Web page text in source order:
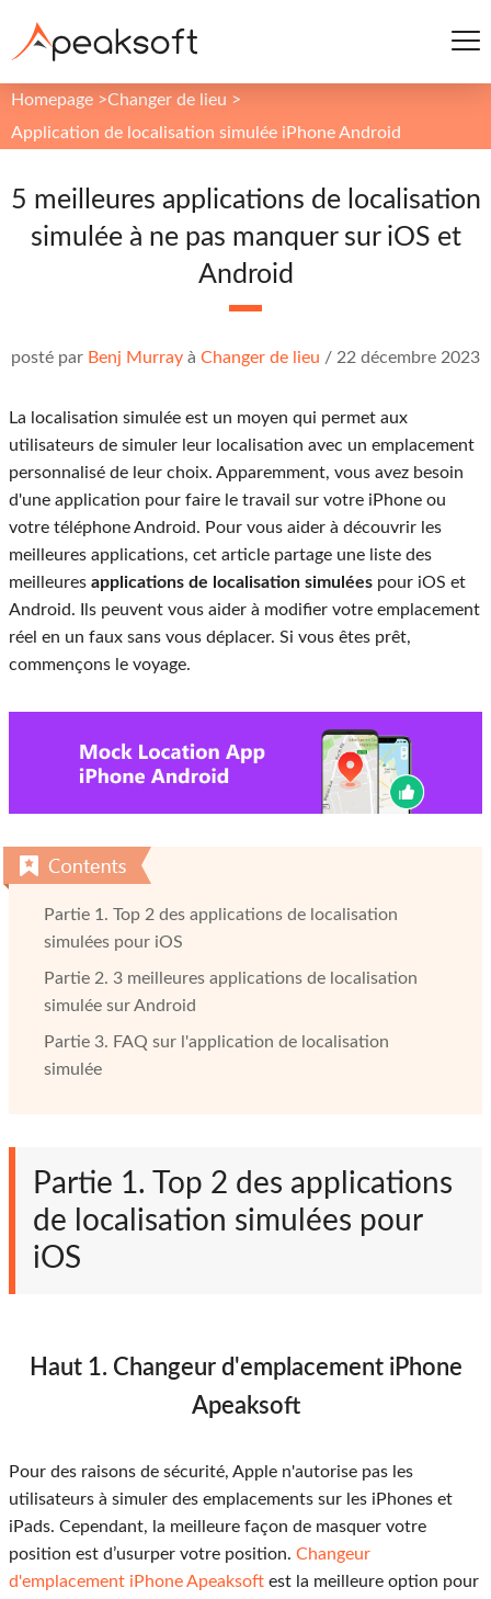
Homepage >Changer de lieu >
Application de localisation simulée iPhone Android
5 meilleures applications de localisation
simulée à ne pas manquer sur iOS et
Android
posté par Benj Murray à Changer de lieu / 22 décembre 2023
La localisation simulée est un moyen qui permet aux
utilisateurs de simuler leur localisation avec un emplacement
personnalisé de leur choix. Apparemment, vous avez besoin
d'une application pour faire le travail sur votre iPhone ou
votre téléphone Android. Pour vous aider à découvrir les
meilleures applications, cet article partage une liste des
meilleures applications de localisation simulées pour iOS et
Android. Ils peuvent vous aider à modifier votre emplacement
réel en un faux sans vous déplacer. Si vous êtes prêt,
commençons le voyage.
Partie 1. Top 2 des applications de localisation
simulées pour iOS
Partie 2. 3 meilleures applications de localisation
simulée sur Android
Partie 3. FAQ sur l'application de localisation
simulée
Partie 1. Top 2 des applications
de localisation simulées pour
iOS
Haut 1. Changeur d'emplacement iPhone
Apeaksoft
Pour des raisons de sécurité, Apple n'autorise pas les
utilisateurs à simuler des emplacements sur les iPhones et
iPads. Cependant, la meilleure façon de masquer votre
position est d’usurper votre position. Changeur
d'emplacement iPhone Apeaksoft est la meilleure option pour